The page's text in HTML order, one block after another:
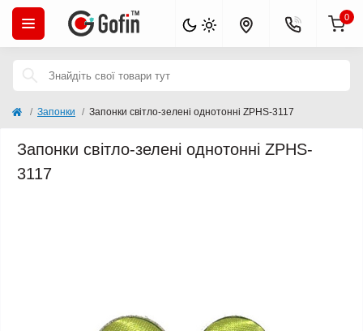
0
Запонки Запонки світло-зелені однотонні ZPHS-3117
Запонки світло-зелені однотонні ZPHS-
3117